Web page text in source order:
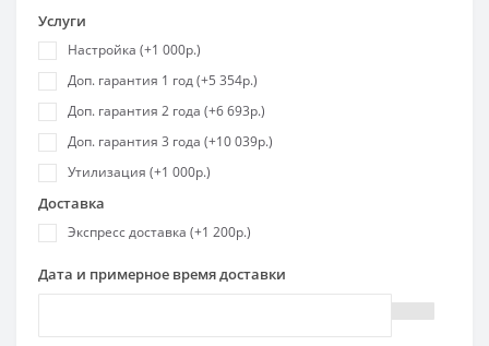
Услуги
Настройка (+1 000р.)
Доп. гарантия 1 год (+5 354р.)
Доп. гарантия 2 года (+6 693р.)
Доп. гарантия 3 года (+10 039р.)
Утилизация (+1 000р.)
Доставка
Экспресс доставка (+1 200р.)
Дата и примерное время доставки